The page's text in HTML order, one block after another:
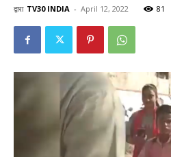
द्वारा TV30 INDIA - April 12, 2022 81